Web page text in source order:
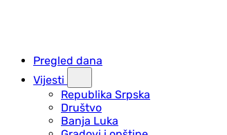
Pregled dana
Vijesti
Republika Srpska
Društvo
Banja Luka